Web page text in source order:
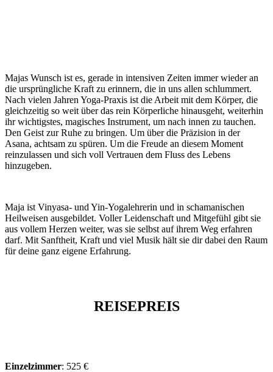
Majas Wunsch ist es, gerade in intensiven Zeiten immer wieder an
die ursprüngliche Kraft zu erinnern, die in uns allen schlummert.
Nach vielen Jahren Yoga-Praxis ist die Arbeit mit dem Körper, die
gleichzeitig so weit über das rein Körperliche hinausgeht, weiterhin
ihr wichtigstes, magisches Instrument, um nach innen zu tauchen.
Den Geist zur Ruhe zu bringen. Um über die Präzision in der
Asana, achtsam zu spüren. Um die Freude an diesem Moment
reinzulassen und sich voll Vertrauen dem Fluss des Lebens
hinzugeben.
Maja ist Vinyasa- und Yin-Yogalehrerin und in schamanischen
Heilweisen ausgebildet. Voller Leidenschaft und Mitgefühl gibt sie
aus vollem Herzen weiter, was sie selbst auf ihrem Weg erfahren
darf. Mit Sanftheit, Kraft und viel Musik hält sie dir dabei den Raum
für deine ganz eigene Erfahrung.
REISEPREIS
Einzelzimmer: 525 €